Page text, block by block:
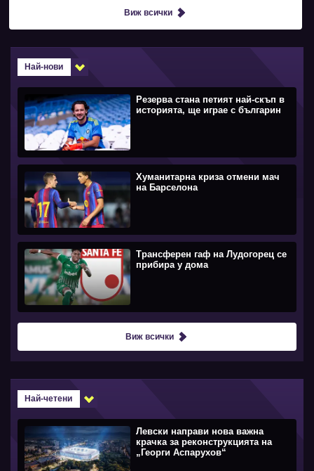
Виж всички
Най-нови
Резерва стана петият най-скъп в
историята, ще играе с българин
Хуманитарна криза отмени мач
на Барселона
Трансферен гаф на Лудогорец се
прибира у дома
Виж всички
Най-четени
Левски направи нова важна
крачка за реконструкцията на
„Георги Аспарухов“